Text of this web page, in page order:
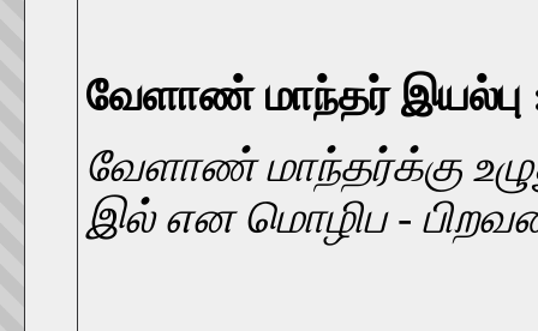
வேளாண் மாந்தர் இயல்பு
வேளாண் மாந்தர்க்கு
இல் என மொழிப -